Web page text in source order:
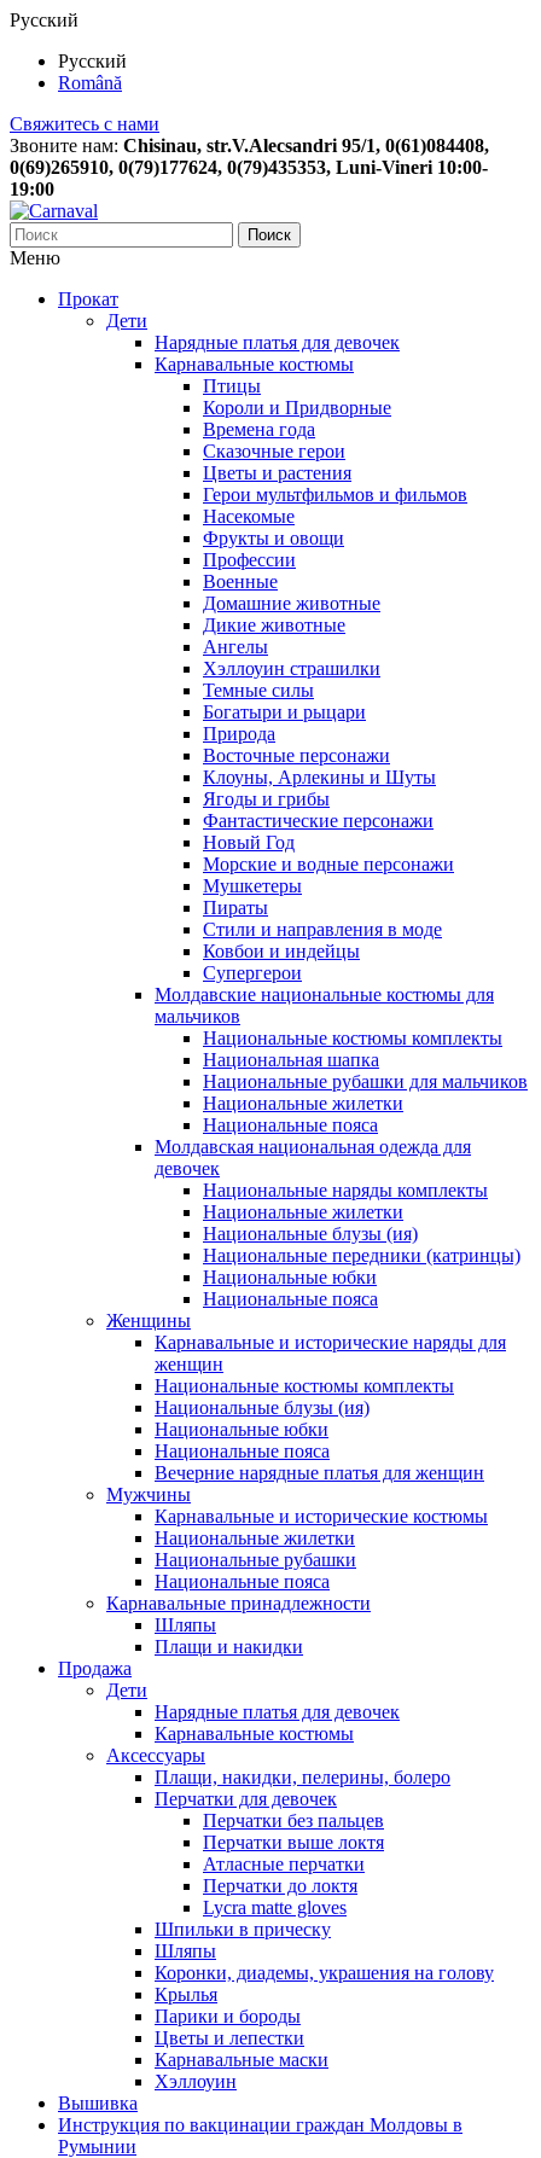
Русский
Русский
Română
Свяжитесь с нами
Звоните нам: Chisinau, str.V.Alecsandri 95/1, 0(61)084408,
0(69)265910, 0(79)177624, 0(79)435353, Luni-Vineri 10:00-
19:00
Поиск
Меню
Прокат
Дети
Нарядные платья для девочек
Карнавальные костюмы
Птицы
Короли и Придворные
Времена года
Сказочные герои
Цветы и растения
Герои мультфильмов и фильмов
Насекомые
Фрукты и овощи
Профессии
Военные
Домашние животные
Дикие животные
Ангелы
Хэллоуин страшилки
Темные силы
Богатыри и рыцари
Природа
Восточные персонажи
Клоуны, Арлекины и Шуты
Ягоды и грибы
Фантастические персонажи
Новый Год
Морские и водные персонажи
Мушкетеры
Пираты
Стили и направления в моде
Ковбои и индейцы
Супергерои
Молдавские национальные костюмы для
мальчиков
Национальные костюмы комплекты
Национальная шапка
Национальные рубашки для мальчиков
Национальные жилетки
Национальные пояса
Молдавская национальная одежда для
девочек
Национальные наряды комплекты
Национальные жилетки
Национальные блузы (ия)
Национальные передники (катринцы)
Национальные юбки
Национальные пояса
Женщины
Карнавальные и исторические наряды для
женщин
Национальные костюмы комплекты
Национальные блузы (ия)
Национальные юбки
Национальные пояса
Вечерние нарядные платья для женщин
Мужчины
Карнавальные и исторические костюмы
Национальные жилетки
Национальные рубашки
Национальные пояса
Карнавальные принадлежности
Шляпы
Плащи и накидки
Продажа
Дети
Нарядные платья для девочек
Карнавальные костюмы
Аксессуары
Плащи, накидки, пелерины, болеро
Перчатки для девочек
Перчатки без пальцев
Перчатки выше локтя
Атласные перчатки
Перчатки до локтя
Lycra matte gloves
Шпильки в прическу
Шляпы
Коронки, диадемы, украшения на голову
Крылья
Парики и бороды
Цветы и лепестки
Карнавальные маски
Хэллоуин
Вышивка
Инструкция по вакцинации граждан Молдовы в
Румынии